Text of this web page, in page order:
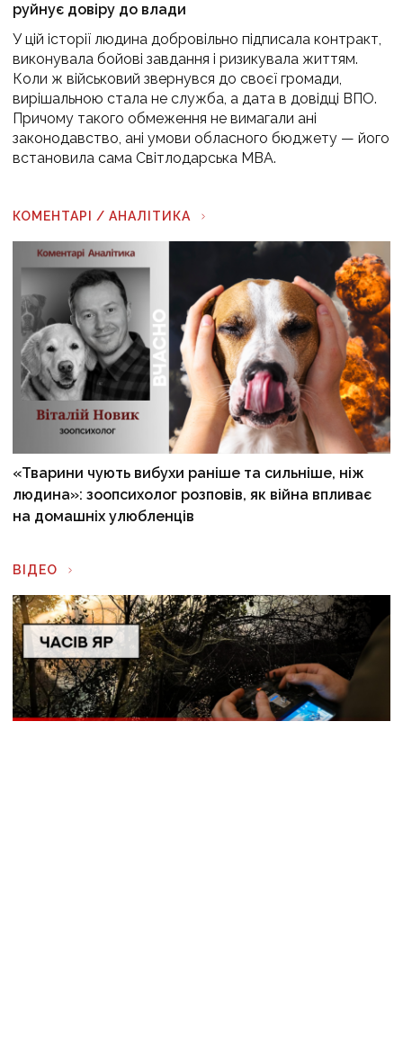
руйнує довіру до влади
У цій історії людина добровільно підписала контракт,
виконувала бойові завдання і ризикувала життям.
Коли ж військовий звернувся до своєї громади,
вирішальною стала не служба, а дата в довідці ВПО.
Причому такого обмеження не вимагали ані
законодавство, ані умови обласного бюджету — його
встановила сама Світлодарська МВА.
КОМЕНТАРІ / АНАЛІТИКА
«Тварини чують вибухи раніше та сильніше, ніж
людина»: зоопсихолог розповів, як війна впливає
на домашніх улюбленців
ВІДЕО